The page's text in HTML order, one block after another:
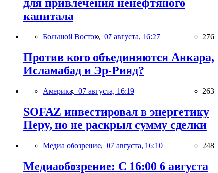
для привлечения ненефтяного
капитала
Большой Восток, 07 августа, 16:27 276
Против кого объединяются Анкара,
Исламабад и Эр-Рияд?
Америка, 07 августа, 16:19 263
SOFAZ инвестировал в энергетику
Перу, но не раскрыл сумму сделки
Медиа обозрение, 07 августа, 16:10 248
Медиаобозрение: С 16:00 6 августа